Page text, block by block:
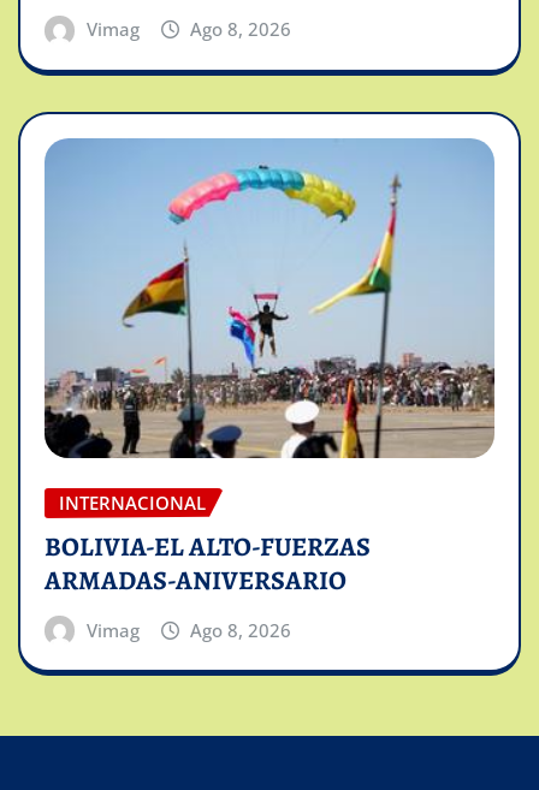
Vimag Ago 8, 2026
INTERNACIONAL
BOLIVIA-EL ALTO-FUERZAS
ARMADAS-ANIVERSARIO
Vimag Ago 8, 2026